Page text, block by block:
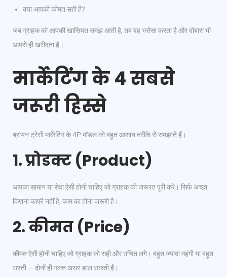
क्या आपकी कीमत सही है?
जब ग्राहक को आपकी खासियत समझ आती है, तब वह भरोसा करता है और दोबारा भी
आपसे ही खरीदता है।
मार्केटिंग के 4 सबसे
जरूरी हिस्से
ब्रायन ट्रेसी मार्केटिंग के 4P मॉडल को बहुत आसान तरीके से समझाते हैं।
1. प्रोडक्ट (Product)
आपका सामान या सेवा ऐसी होनी चाहिए जो ग्राहक की जरूरत पूरी करे। सिर्फ अच्छा
दिखना काफी नहीं है, काम का होना जरूरी है।
2. कीमत (Price)
कीमत ऐसी होनी चाहिए जो ग्राहक को सही और उचित लगे। बहुत ज्यादा महंगी या बहुत
सस्ती — दोनों ही गलत असर डाल सकती हैं।